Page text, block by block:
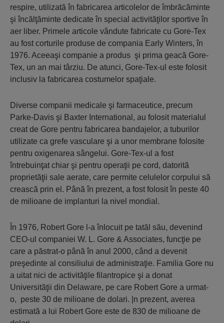
respire, utilizată în fabricarea articolelor de îmbrăcăminte
şi încălţăminte dedicate în special activităţilor sportive în
aer liber. Primele articole vândute fabricate cu Gore-Tex
au fost corturile produse de compania Early Winters, în
1976. Aceeaşi companie a produs şi prima geacă Gore-
Tex, un an mai târziu. De atunci, Gore-Tex-ul este folosit
inclusiv la fabricarea costumelor spaţiale.
Diverse companii medicale şi farmaceutice, precum
Parke-Davis şi Baxter International, au folosit materialul
creat de Gore pentru fabricarea bandajelor, a tuburilor
utilizate ca grefe vasculare şi a unor membrane folosite
pentru oxigenarea sângelui. Gore-Tex-ul a fost
întrebuinţat chiar şi pentru operaţii pe cord, datorită
proprietăţii sale aerate, care permite celulelor corpului să
crească prin el. Până în prezent, a fost folosit în peste 40
de milioane de implanturi la nivel mondial.
În 1976, Robert Gore l-a înlocuit pe tatăl său, devenind
CEO-ul companiei W. L. Gore & Associates, funcţie pe
care a păstrat-o până în anul 2000, când a devenit
preşedinte al consiliului de administraţie. Familia Gore nu
a uitat nici de activităţile filantropice şi a donat
Universităţii din Delaware, pe care Robert Gore a urmat-
o, peste 30 de milioane de dolari. |n prezent, averea
estimată a lui Robert Gore este de 830 de milioane de